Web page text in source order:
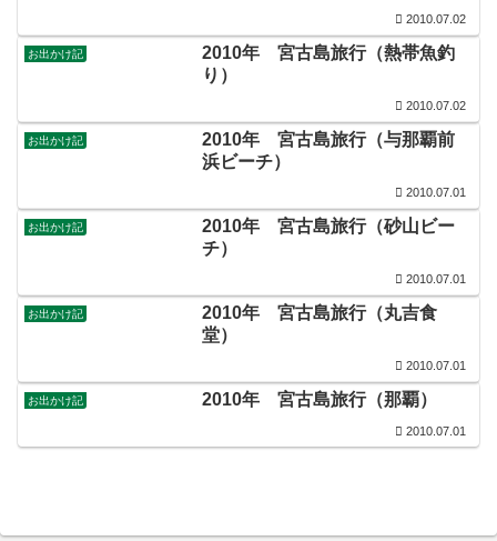
2010.07.02
お出かけ記
2010年 宮古島旅行（熱帯魚釣
り）
2010.07.02
お出かけ記
2010年 宮古島旅行（与那覇前
浜ビーチ）
2010.07.01
お出かけ記
2010年 宮古島旅行（砂山ビー
チ）
2010.07.01
お出かけ記
2010年 宮古島旅行（丸吉食
堂）
2010.07.01
お出かけ記 2010年 宮古島旅行（那覇）
2010.07.01